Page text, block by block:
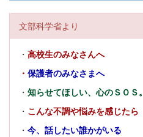
文部科学省より
・ 高校生のみなさんへ
・ 保護者のみなさまへ
・ 知らせてほしい、心のＳＯＳ。
・ こんな不調や悩みを感じたら
・ 今、話したい誰かがいる